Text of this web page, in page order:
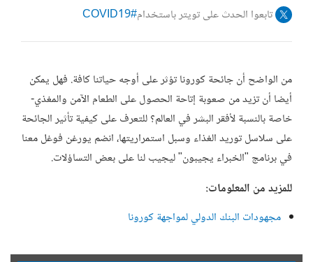
تابعوا الحدث على تويتر باستخدام#COVID19
من الواضح أن جائحة كورونا تؤثر على أوجه حياتنا كافة. فهل يمكن
أيضا أن تزيد من صعوبة إتاحة الحصول على الطعام الآمن والمغذي-
خاصة بالنسبة لأفقر البشر في العالم؟ للتعرف على كيفية تأثير الجائحة
على سلاسل توريد الغذاء وسبل استمراريتها، انضم يورغن فوغل معنا
في برنامج "الخبراء يجيبون" ليجيب لنا على بعض التساؤلات.
للمزيد من المعلومات:
مجهودات البنك الدولي لمواجهة كورونا